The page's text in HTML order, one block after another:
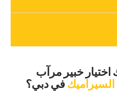
اختيار خبير مرآب
السيراميك‏في دبي؟‏